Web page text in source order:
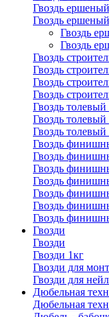
Гвоздь
Гвоздь
Гвоздь
Гвоздь
Гвоздь
Гвоздь
Гвоздь
Гвоздь
Гвоздь
Гвоздь толевый
Гвоздь
Гвоздь
Гвоздь
Гвоздь
Гвоздь
Гвоздь
Гвоздь
Гвоздь
Гвозди
Гвозди
Гвозди 1кг
Гвозди для
Гвозди для
Дюбельная
Дюбельная